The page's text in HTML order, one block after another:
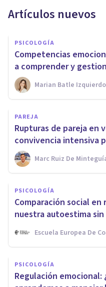
Artículos nuevos
PSICOLOGÍA
Competencias
a comprender y
Marian Batle Izquierdo
PAREJA
Rupturas de pareja en
convivencia intensiva
Marc Ruiz De
PSICOLOGÍA
Comparación social
nuestra autoestima
Escuela Europea De
PSICOLOGÍA
Regulación emocional: